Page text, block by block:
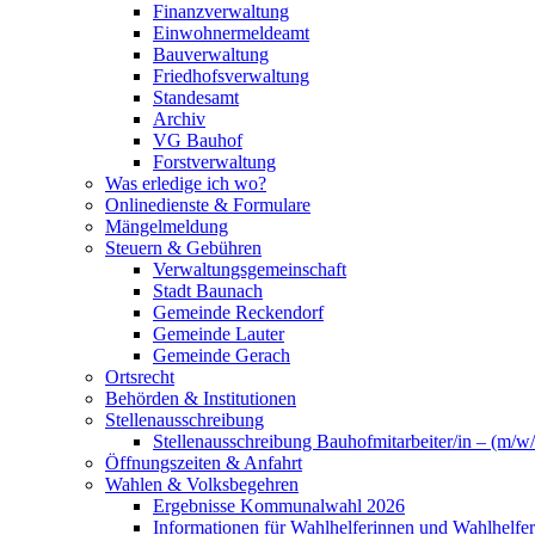
Finanzverwaltung
Einwohnermeldeamt
Bauverwaltung
Friedhofsverwaltung
Standesamt
Archiv
VG Bauhof
Forstverwaltung
Was erledige ich wo?
Onlinedienste & Formulare
Mängelmeldung
Steuern & Gebühren
Verwaltungsgemeinschaft
Stadt Baunach
Gemeinde Reckendorf
Gemeinde Lauter
Gemeinde Gerach
Ortsrecht
Behörden & Institutionen
Stellenausschreibung
Stellenausschreibung Bauhofmitarbeiter/in – (m/
Öffnungszeiten & Anfahrt
Wahlen & Volksbegehren
Ergebnisse Kommunalwahl 2026
Informationen für Wahlhelferinnen und Wahlhelfer